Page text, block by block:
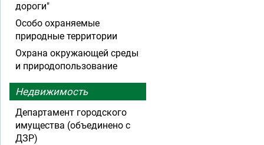
дороги"
Особо охраняемые
природные территории
Охрана окружающей среды
и природопользование
Недвижимость
Департамент городского
имущества (объединено с
ДЗР)